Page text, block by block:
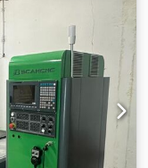
KFL
QUER.)
2. doppelseitige
Mod. KFL
LÄNGS)
Schwertbürste
TSP 410/D/25/12